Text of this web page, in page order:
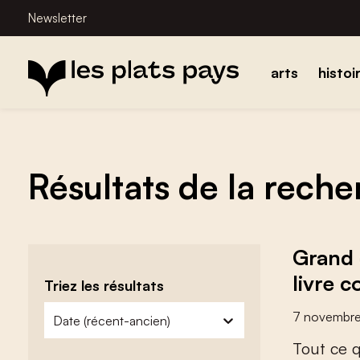
Newsletter
arts
Résultats de la
Triez les résultats
zoeken - sorteer
trier le contenu
Grand
livre
7
Tout ce q